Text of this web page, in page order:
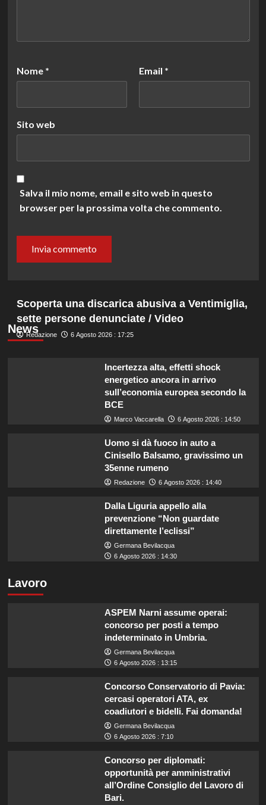
Nome * Email *
Sito web
Salva il mio nome, email e sito web in questo
browser per la prossima volta che commento.
News
Scoperta una discarica abusiva a Ventimiglia,
sette persone denunciate / Video
Redazione 6 Agosto 2026 : 17:25
Incertezza alta, effetti shock
energetico ancora in arrivo
sull’economia europea secondo la
BCE
Marco Vaccarella 6 Agosto 2026 : 14:50
Uomo si dà fuoco in auto a
Cinisello Balsamo, gravissimo un
35enne rumeno
Redazione 6 Agosto 2026 : 14:40
Dalla Liguria appello alla
prevenzione “Non guardate
direttamente l’eclissi”
Germana Bevilacqua
6 Agosto 2026 : 14:30
Lavoro
ASPEM Narni assume operai:
concorso per posti a tempo
indeterminato in Umbria.
Germana Bevilacqua
6 Agosto 2026 : 13:15
Concorso Conservatorio di Pavia:
cercasi operatori ATA, ex
coadiutori e bidelli. Fai domanda!
Germana Bevilacqua
6 Agosto 2026 : 7:10
Concorso per diplomati:
opportunità per amministrativi
all’Ordine Consiglio del Lavoro di
Bari.